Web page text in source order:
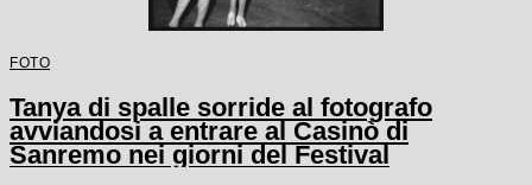
FOTO
Tanya di spalle sorride al fotografo
avviandosi a entrare al Casinò di
Sanremo nei giorni del Festival